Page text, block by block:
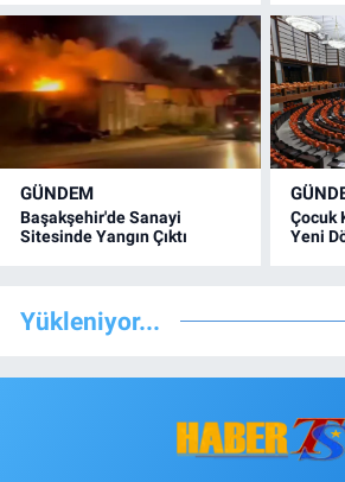
GÜNDEM
Başakşehir'de Sanayi
Sitesinde Yangın Çıktı
Çocuk
Yeni
Yükleniyor...